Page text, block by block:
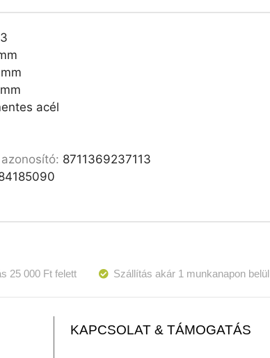
acél
8711369237113
25 000 Ft felett Szállítás akár 1 munkanapon belül
KAPCSOLAT & TÁMOGATÁS